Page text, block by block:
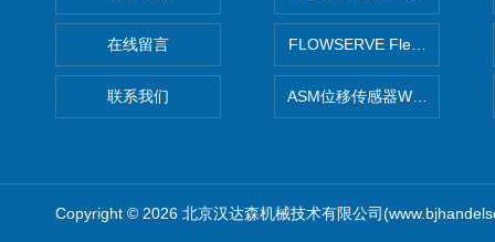
在线留言
联系我们
FLOWSERVE Flex Wedge闸
ASM位移传感器WS10-750
Copyright © 2026 北京汉达森机械技术有限公司